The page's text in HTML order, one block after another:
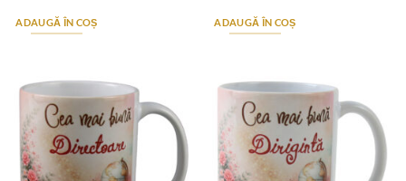
ADAUGĂ ÎN COȘ ADAUGĂ ÎN COȘ